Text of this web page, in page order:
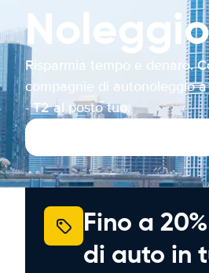
Risparmia tempo e denaro.
compagnie di autonoleggio
- T2 al posto tuo.
Fino a
di auto in